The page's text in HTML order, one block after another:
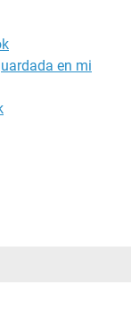
en mi